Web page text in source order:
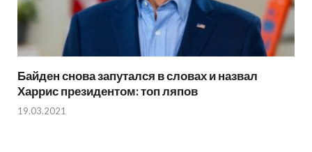
Байден снова запутался в словах и назвал
Харрис президентом: топ ляпов
19.03.2021